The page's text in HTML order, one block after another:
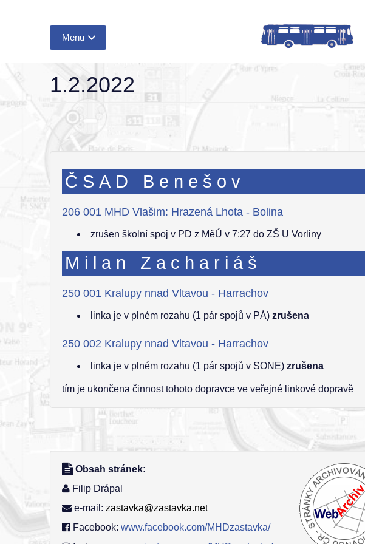
Menu
1.2.2022
ČSAD Benešov
206 001 MHD Vlašim: Hrazená Lhota - Bolina
zrušen školní spoj v PD z MěÚ v 7:27 do ZŠ U Vorliny
Milan Zachariáš
250 001 Kralupy nnad Vltavou - Harrachov
linka je v plném rozahu (1 pár spojů v PÁ)zrušena
250 002 Kralupy nnad Vltavou - Harrachov
linka je v plném rozahu (1 pár spojů v SONE)zrušena
tím je ukončena činnost tohoto dopravce ve veřejné linkové dopravě
Obsah stránek:
Filip Drápal
e-mail:zastavka@zastavka.net
Facebook:www.facebook.com/MHDzastavka/